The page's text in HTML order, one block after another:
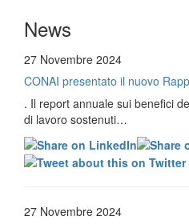
News
27 Novembre 2024
CONAI presentato il nuovo
. Il report annuale sui benefici
di lavoro sostenuti…
27 Novembre 2024